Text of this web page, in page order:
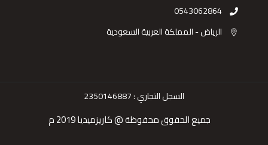
0543062864
الرياض - المملكة العربية السعودية
السجل التجاري :2350146887
جميع الحقوق محفوظة @ كاريزميديا 2019 م